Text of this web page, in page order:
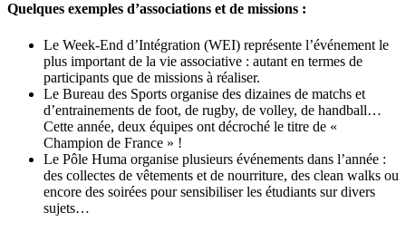
Quelques exemples d’associations et de missions :
Le Week-End d’Intégration (WEI) représente l’événement le
plus important de la vie associative : autant en termes de
participants que de missions à réaliser.
Le Bureau des Sports organise des dizaines de matchs et
d’entrainements de foot, de rugby, de volley, de handball…
Cette année, deux équipes ont décroché le titre de «
Champion de France » !
Le Pôle Huma organise plusieurs événements dans l’année :
des collectes de vêtements et de nourriture, des clean walks ou
encore des soirées pour sensibiliser les étudiants sur divers
sujets…